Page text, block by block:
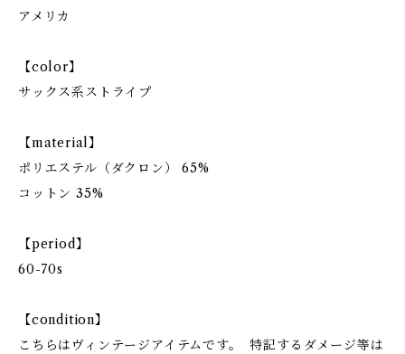
アメリカ
【color】
サックス系ストライプ
【material】
ポリエステル（ダクロン） 65%
コットン 35%
【period】
60-70s
【condition】
こちらはヴィンテージアイテムです。 特記するダメージ等は